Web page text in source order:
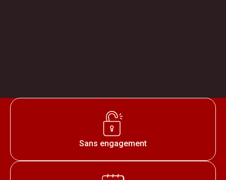
Sans engagement